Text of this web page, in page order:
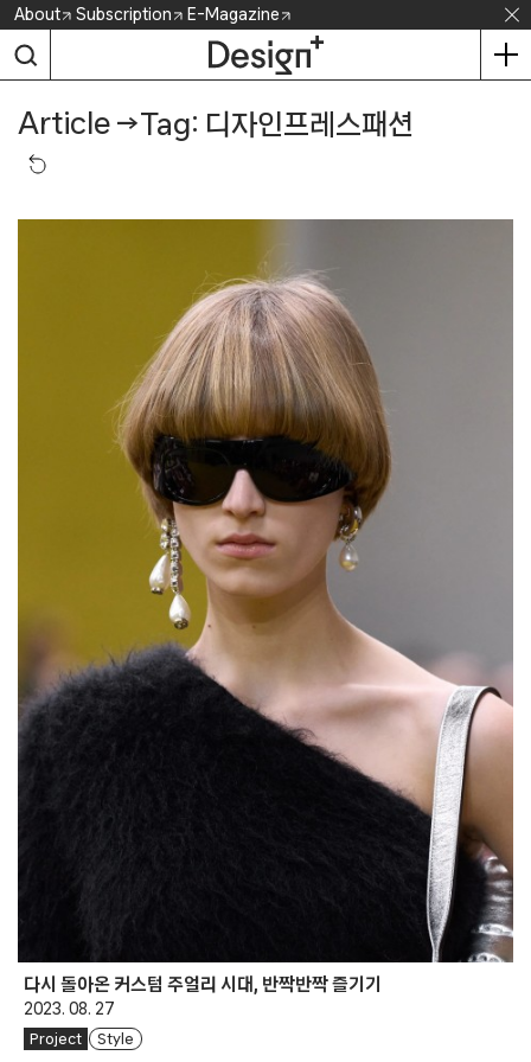
Skip
content
About Subscription E-Magazine
Article →Tag: 디자인프레스패션
다시 돌아온 커스텀 주얼리 시대, 반짝반짝 즐기기
2023. 08. 27
Project Style